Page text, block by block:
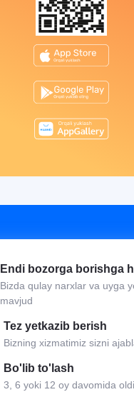
Endi bozorga borishga
Bizda qulay narxlar va uyga
mavjud
Tez yetkazib berish
Bizning xizmatimiz sizni
Bo'lib to'lash
3, 6 yoki 12 oy davomida